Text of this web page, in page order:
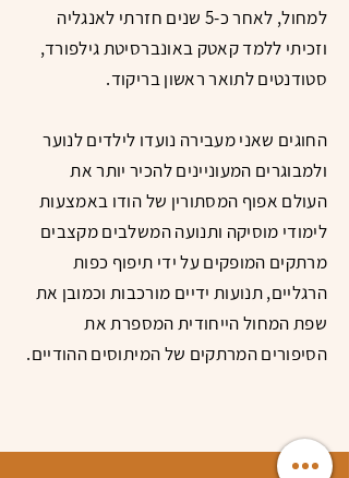
למחול, לאחר כ-5 שנים חזרתי לאנגליה
וזכיתי ללמד קאטק באונברסיטת גילפורד,
סטודנטים לתואר ראשון בריקוד.
החוגים שאני מעבירה נועדו לילדים לנוער
ולמבוגרים המעוניינים להכיר יותר את
העולם אפוף המסתורין של הודו באמצעות
לימודי מוסיקה ותנועה המשלבים מקצבים
מרתקים המופקים על ידי תיפוף כפות
הרגליים, תנועות ידיים מורכבות וכמובן את
שפת המחול הייחודית המספרת את
הסיפורים המרתקים של המיתוסים ההודיים.